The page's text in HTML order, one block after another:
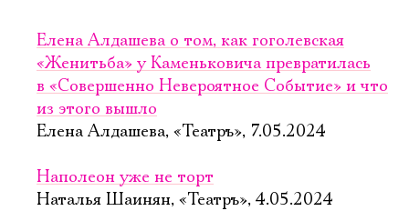
Елена Алдашева о том, как гоголевская
«Женитьба» у Каменьковича превратилась
в «Совершенно Невероятное Событие» и что
из этого вышло
Елена Алдашева, «Театръ», 7.05.2024
Наполеон уже не торт
Наталья Шаинян, «Театръ», 4.05.2024